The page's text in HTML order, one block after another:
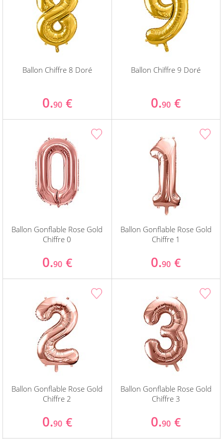
Ballon Chiffre 8 Doré
0.90 €
Ballon Chiffre 9 Doré
0.90 €
Ballon Gonflable Rose Gold
Chiffre 0
0.90 €
Ballon Gonflable Rose Gold
Chiffre 1
0.90 €
Ballon Gonflable Rose Gold
Chiffre 2
0.90 €
Ballon Gonflable Rose Gold
Chiffre 3
0.90 €